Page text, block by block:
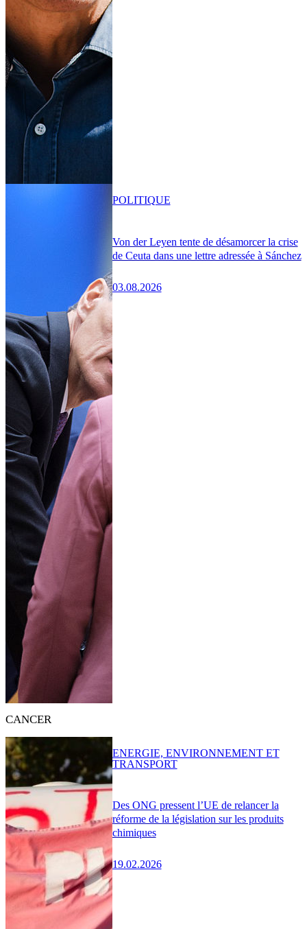
Von der Leyen tente de désamorcer la crise
de Ceuta dans une lettre adressée à Sánchez
03.08.2026
POLITIQUE
CANCER
Des ONG pressent l’UE de relancer la
réforme de la législation sur les produits
chimiques
19.02.2026
ENERGIE, ENVIRONNEMENT ET
TRANSPORT